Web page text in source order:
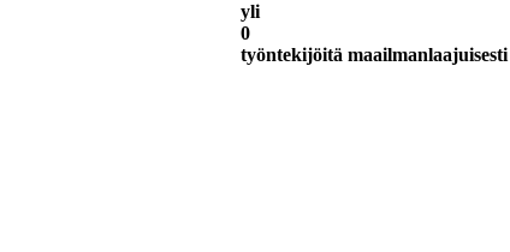
yli
0
työntekijöitä maailmanlaajuisesti